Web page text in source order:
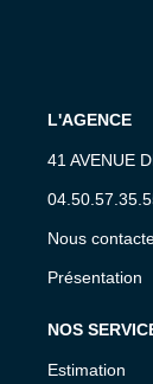
L'AGENCE
41 AVENUE
Nous
Présentation
NOS
Estimation